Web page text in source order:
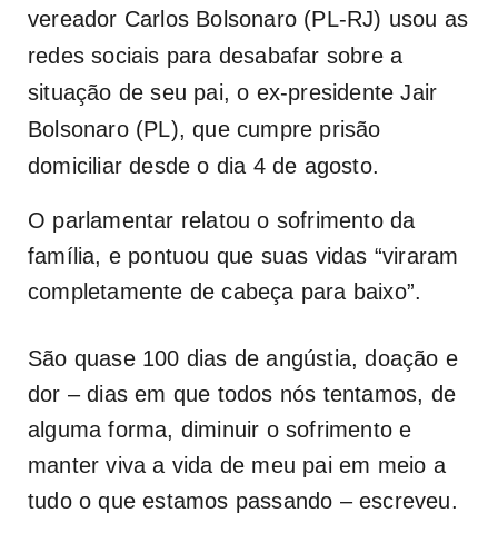
vereador Carlos Bolsonaro (PL-RJ) usou as
redes sociais para desabafar sobre a
situação de seu pai, o ex-presidente Jair
Bolsonaro (PL), que cumpre prisão
domiciliar desde o dia 4 de agosto.
O parlamentar relatou o sofrimento da
família, e pontuou que suas vidas “viraram
completamente de cabeça para baixo”.
São quase 100 dias de angústia, doação e
dor – dias em que todos nós tentamos, de
alguma forma, diminuir o sofrimento e
manter viva a vida de meu pai em meio a
tudo o que estamos passando – escreveu.